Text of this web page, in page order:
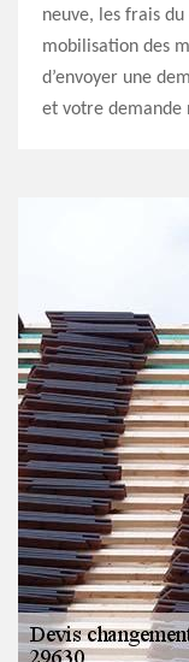
neuve, les frais
mobilisation des
d’envoyer une
et votre demande